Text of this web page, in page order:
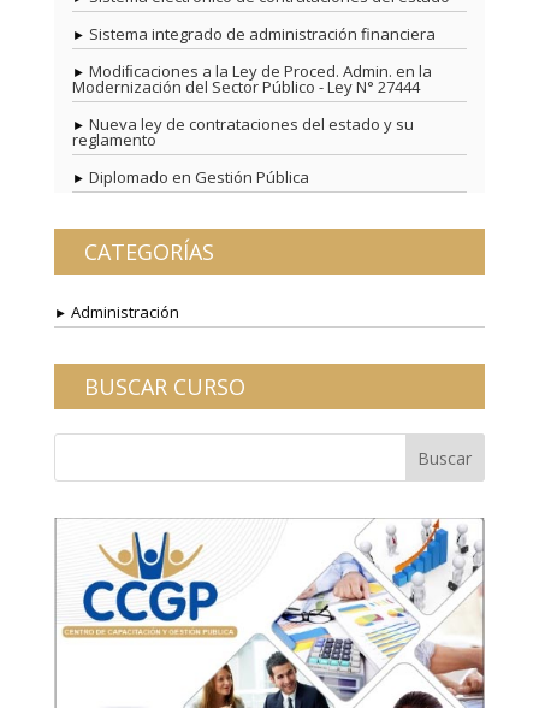
Sistema integrado de administración financiera
Modiﬁcaciones a la Ley de Proced. Admin. en la
Modernización del Sector Público - Ley N° 27444
Nueva ley de contrataciones del estado y su
reglamento
Diplomado en Gestión Pública
CATEGORÍAS
Administración
BUSCAR CURSO